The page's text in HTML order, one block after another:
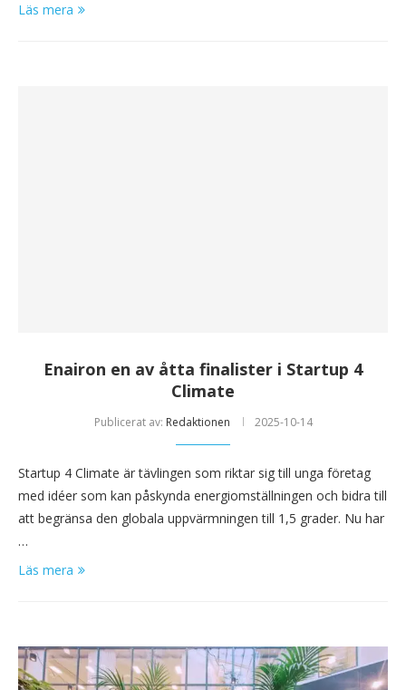
Läs mera
Enairon en av åtta finalister i Startup 4
Climate
Publicerat av: Redaktionen 2025-10-14
Startup 4 Climate är tävlingen som riktar sig till unga företag
med idéer som kan påskynda energiomställningen och bidra till
att begränsa den globala uppvärmningen till 1,5 grader. Nu har
…
Läs mera